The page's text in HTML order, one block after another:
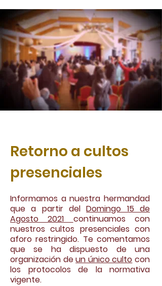
Retorno a cultos
presenciales
Informamos a nuestra hermandad
que a partir delDomingo 15 de
Agosto 2021 continuamos con
nuestros cultos presenciales con
aforo restringido. Te comentamos
que se ha dispuesto de una
organización deun único culto con
los protocolos de la normativa
vigente.